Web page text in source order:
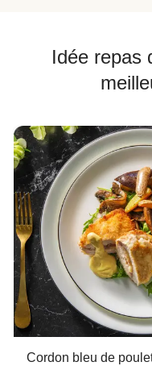
Idée repas
Cordon bleu de